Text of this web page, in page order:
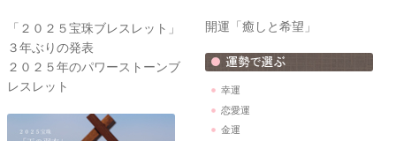
「２０２５宝珠ブレスレット」
３年ぶりの発表
２０２５年のパワーストーンブ
レスレット
開運「癒しと希望」
幸運
恋愛運
金運